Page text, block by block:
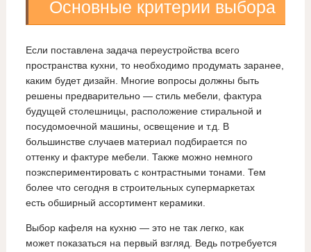
Основные критерии выбора
Если поставлена задача переустройства всего
пространства кухни, то необходимо продумать заранее,
каким будет дизайн. Многие вопросы должны быть
решены предварительно — стиль мебели, фактура
будущей столешницы, расположение стиральной и
посудомоечной машины, освещение и т.д. В
большинстве случаев материал подбирается по
оттенку и фактуре мебели. Также можно немного
поэкспериментировать с контрастными тонами. Тем
более что сегодня в строительных супермаркетах
есть обширный ассортимент керамики.
Выбор кафеля на кухню — это не так легко, как
может показаться на первый взгляд. Ведь потребуется